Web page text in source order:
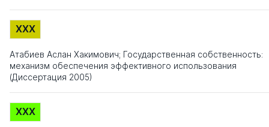
XXX
Атабиев Аслан Хакимович; Государственная собственность:
механизм обеспечения эффективного использования
(Диссертация 2005)
XXX